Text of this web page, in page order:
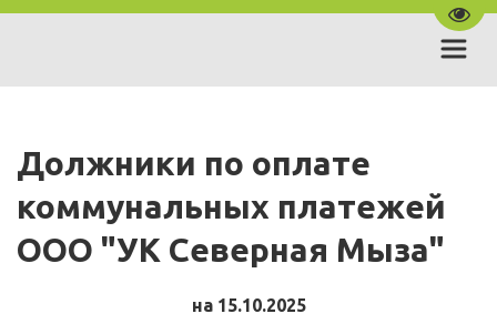
Должники по оплате
коммунальных платежей
ООО "УК Северная Мыза"
на 15.10.2025